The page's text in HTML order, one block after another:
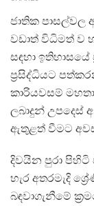
ජාතික පාසල්වල
වඩාත් විධිමත් ව
සඳහා ඉතිහාසයේ
ප්‍රසිද්ධියට
කාරියවසම්
ලබාදුන් උපදෙස්
ඇතුළත් වීමට
දිවයින පුරා පිහිටි
හැර අතරමැදි
බඳවාගැනීමේ